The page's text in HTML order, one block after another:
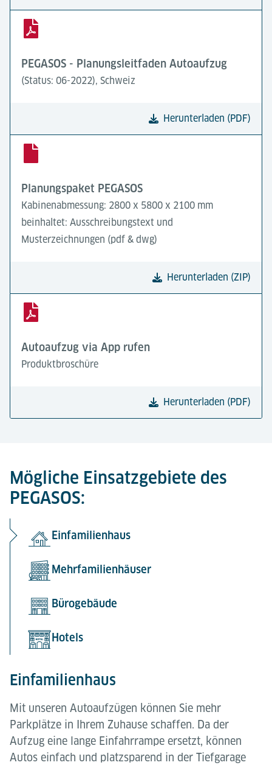
PEGASOS - Planungsleitfaden Autoaufzug
(Status: 06-2022), Schweiz
Herunterladen (PDF)
Planungspaket PEGASOS
Kabinenabmessung: 2800 x 5800 x 2100 mm
beinhaltet: Ausschreibungstext und
Musterzeichnungen (pdf & dwg)
Herunterladen (ZIP)
Autoaufzug via App rufen
Produktbroschüre
Herunterladen (PDF)
Mögliche Einsatzgebiete des
PEGASOS:
Einfamilienhaus
Mehrfamilienhäuser
Bürogebäude
Hotels
Einfamilienhaus
Mit unseren Autoaufzügen können Sie mehr
Parkplätze in Ihrem Zuhause schaffen. Da der
Aufzug eine lange Einfahrrampe ersetzt, können
Autos einfach und platzsparend in der Tiefgarage